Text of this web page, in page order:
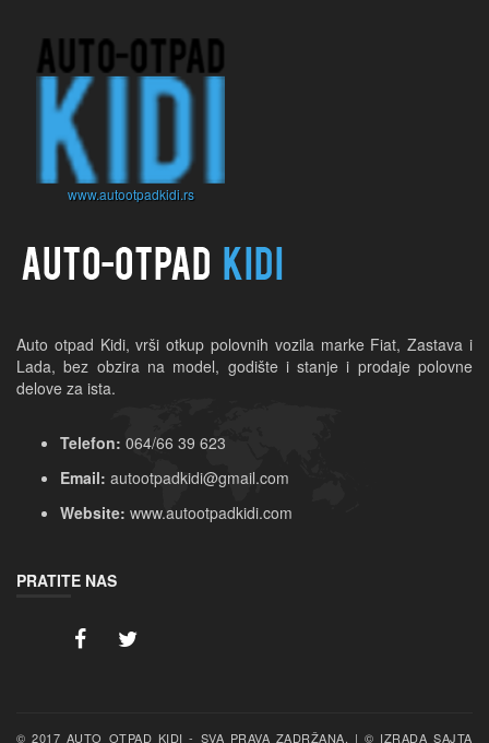
www.autootpadkidi.rs
Auto otpad Kidi, vrši otkup polovnih vozila marke Fiat, Zastava i
Lada, bez obzira na model, godište i stanje i prodaje polovne
delove za ista.
Telefon: 064/66 39 623
Email: autootpadkidi@gmail.com
Website: www.autootpadkidi.com
PRATITE NAS